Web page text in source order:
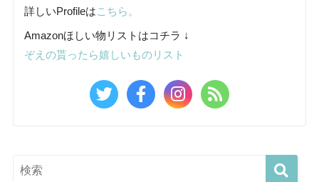
詳しいProfileはこちら。
Amazonほしい物リストはコチラ ↓
ぞえの貰ったら嬉しいものリスト